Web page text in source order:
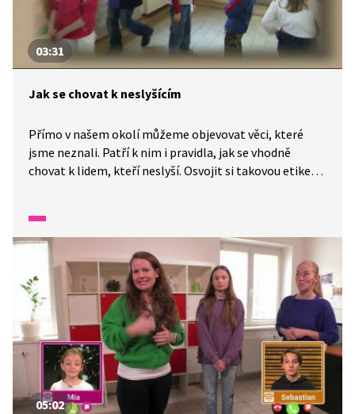
03:31
Jak se chovat k neslyšícím
Přímo v našem okolí můžeme objevovat věci, které
jsme neznali. Patří k nim i pravidla, jak se vhodně
chovat k lidem, kteří neslyší. Osvojit si takovou etiketu
čelem, aby viděl na naše ústa, a artikulovat zřetelně
a pomalu.
05:02